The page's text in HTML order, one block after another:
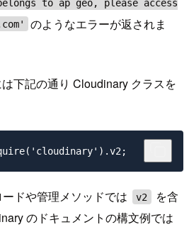
to ap geo, please access
のようなエラーが返されま
下記の通り Cloudinary クラスを
ドや管理メソッドでは v2
を含
のドキュメントの構文例では